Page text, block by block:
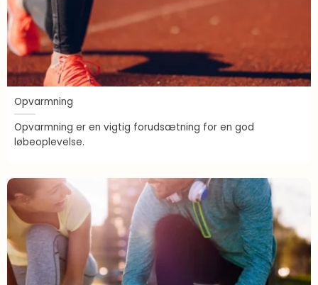
Opvarmning
Opvarmning er en vigtig forudsætning for en god
løbeoplevelse.